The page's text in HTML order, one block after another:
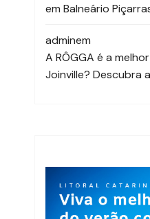
em Balneário
adminem
A RÔGGA é a
Joinville? Descubra